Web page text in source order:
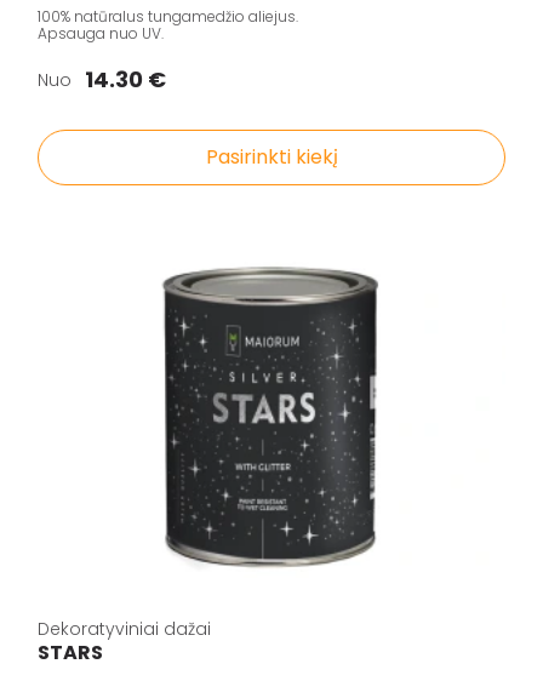
100% natūralus tungamedžio aliejus.
Apsauga nuo UV.
Nuo 14.30 €
Pasirinkti kiekį
Dekoratyviniai dažai
STARS